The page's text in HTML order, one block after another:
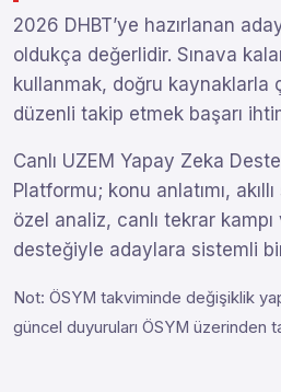
2026 DHBT’ye hazırlanan
oldukça değerlidir. Sınava
kullanmak, doğru kaynaklarla
düzenli takip etmek başarı
Canlı UZEM Yapay Zeka
Platformu; konu anlatımı,
özel analiz, canlı tekrar kampı
desteğiyle adaylara sistemli bir
Not: ÖSYM takviminde değişiklik
güncel duyuruları ÖSYM üzerinden